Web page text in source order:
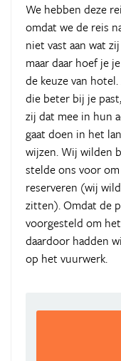
We hebben deze
omdat we de reis
niet vast aan wat
maar daar hoef je
de keuze van
die beter bij je
zij dat mee in hun
gaat doen in het
wijzen. Wij wilden
stelde ons voor
reserveren (wij
zitten). Omdat de
voorgesteld om
daardoor hadden
op het vuurwerk.